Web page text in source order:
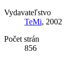
Vydavateľstvo
TeMi, 2002
Počet strán
856